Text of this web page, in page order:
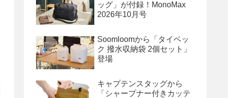
ッグ」が付録！MonoMax
2026年10月号
Soomloomから「タイベッ
ク 撥水収納袋 2個セット」
登場
キャプテンスタッグから
「シャープナー付きカッテ